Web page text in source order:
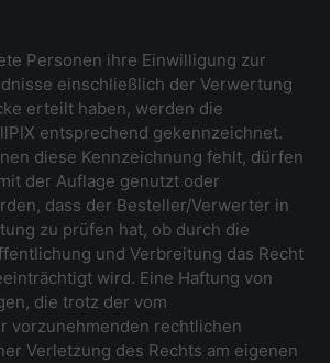
Personen ihre Einwilligung zur
einschließlich der Verwertung
erteilt haben, werden die
entsprechend gekennzeichnet.
diese Kennzeichnung fehlt, dürfen
der Auflage genutzt oder
dass der Besteller/Verwerter in
zu prüfen hat, ob durch die
und Verbreitung das Recht
wird. Eine Haftung von
die trotz der vom
vorzunehmenden rechtlichen
Verletzung des Rechts am eigenen